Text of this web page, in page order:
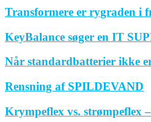
Transformere er rygraden i
KeyBalance søger en IT
Når standardbatterier ikke
Rensning af SPILDEVAND
Krympeflex vs. strømpeflex